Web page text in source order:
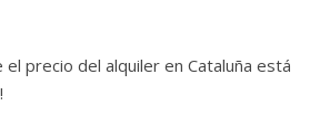
el precio del alquiler en Cataluña está